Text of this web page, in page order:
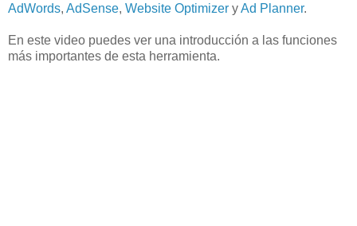
AdWords, AdSense, Website Optimizer yAd Planner.
En este video puedes ver una introducción a las funciones
más importantes de esta herramienta.